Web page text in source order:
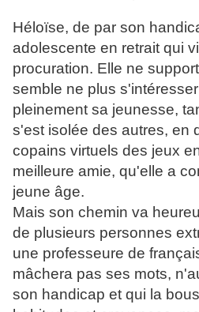
Héloïse, de par son
adolescente en retrait qui
procuration. Elle ne
semble ne plus
pleinement sa jeunesse,
s'est isolée des autres, en
copains virtuels des jeux
meilleure amie, qu'elle a
jeune âge.
Mais son chemin va
de plusieurs personnes
une professeure de
mâchera pas ses mots,
son handicap et qui la